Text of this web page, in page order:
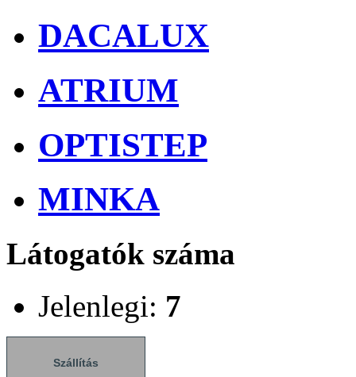
DACALUX
ATRIUM
OPTISTEP
MINKA
Látogatók száma
Jelenlegi: 7
Szállítás